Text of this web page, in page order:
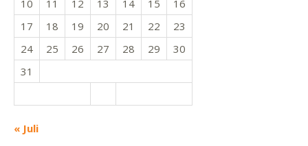
« Juli
10
11 12 13 14 15
16
17
18 19 20 21 22
23
24
25 26 27 28 29
30
31